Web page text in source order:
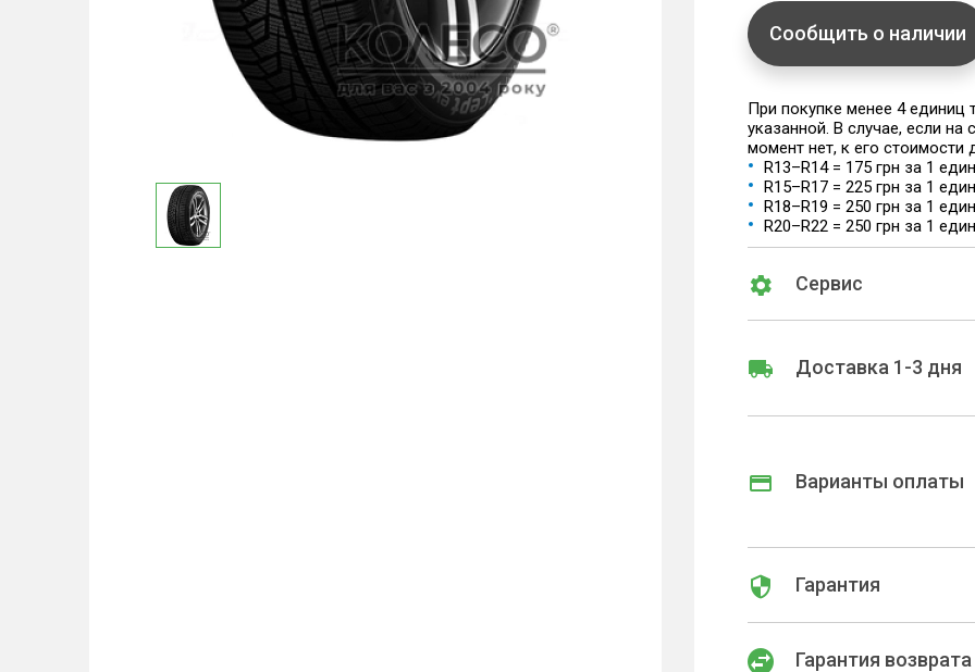
Сообщить о наличии
При покупке менее 4
указанной. В случае, если
момент нет, к его стоимости
R13–R14 = 175 грн за 1
R15–R17 = 225 грн за 1
R18–R19 = 250 грн за 1
R20–R22 = 250 грн за 1
Сервис
Доставка 1-3 дня
Варианты оплаты
Гарантия
Гарантия возврата